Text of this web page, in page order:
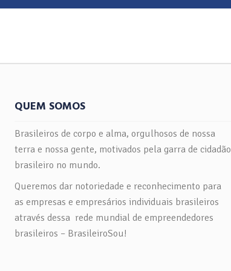
QUEM SOMOS
Brasileiros de corpo e alma, orgulhosos de nossa
terra e nossa gente, motivados pela garra de cidadão
brasileiro no mundo.
Queremos dar notoriedade e reconhecimento para
as empresas e empresários individuais brasileiros
através dessa rede mundial de empreendedores
brasileiros – BrasileiroSou!